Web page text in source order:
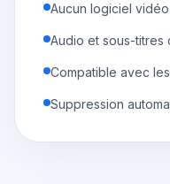
Aucun logiciel
Audio et sous-titres
Compatible avec
Suppression